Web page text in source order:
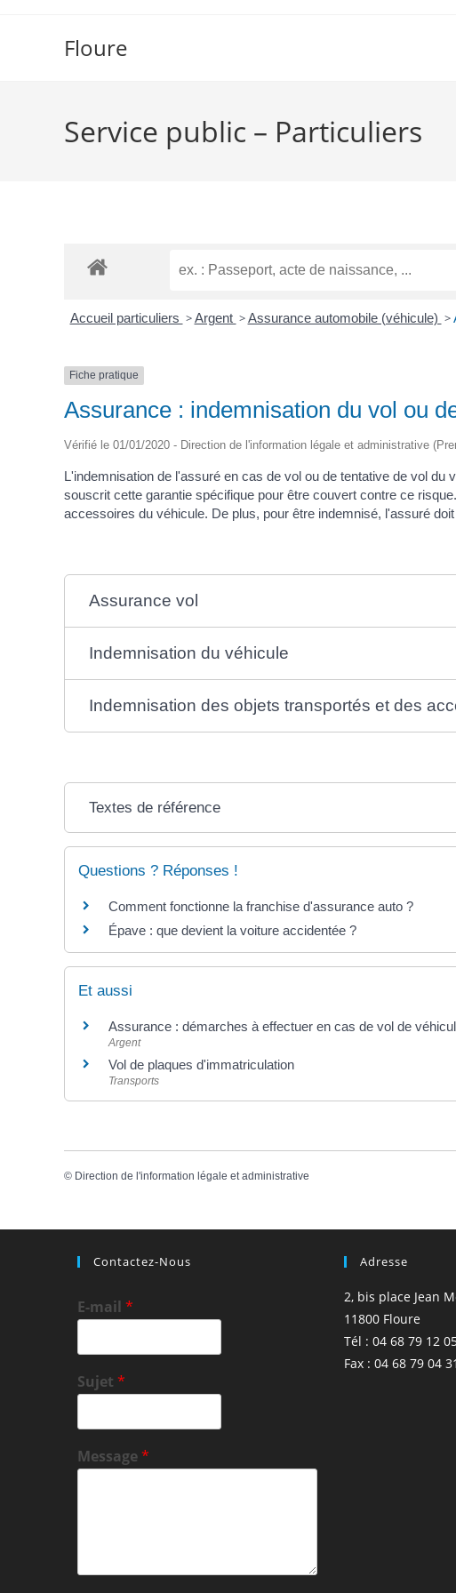
Floure
Service public – Particuliers
Accueil particuliers > Argent > Assurance automobile (véhicule) >
Fiche pratique
Assurance : indemnisation du vol ou
Vérifié le 01/01/2020 - Direction de l'information légale et administrative
L'indemnisation de l'assuré en cas de vol ou de tentative de vol
souscrit cette garantie spécifique pour être couvert contre ce
accessoires du véhicule. De plus, pour être indemnisé, l'assuré
Assurance vol
Indemnisation du véhicule
Indemnisation des objets transportés et des
Textes de référence
Questions ? Réponses !
Comment fonctionne la franchise d'assurance auto ?
Épave : que devient la voiture accidentée ?
Et aussi
Assurance : démarches à effectuer en cas de vol de
Argent
Vol de plaques d'immatriculation
Transports
© Direction de l'information légale et administrative
Contactez-Nous
E-mail *
Sujet *
Message*
Adresse
2, bis place Jean
11800 Floure
Tél : 04 68 79 12
Fax : 04 68 79 04 31